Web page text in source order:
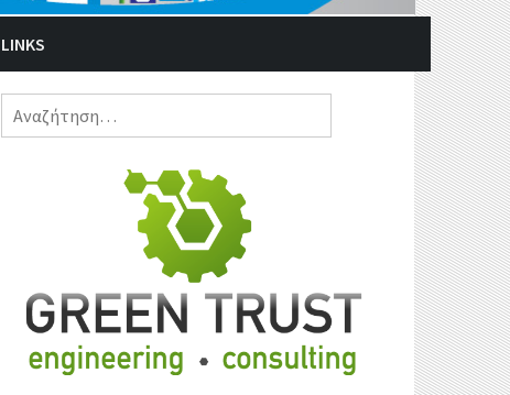
LINKS
Αναζήτηση
για: